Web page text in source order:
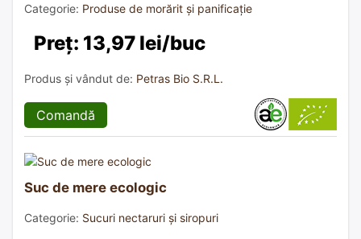
Categorie: Produse de morărit și panificație
Preț: 13,97 lei/buc
Produs și vândut de: Petras Bio S.R.L.
Comandă
Suc de mere ecologic
Categorie: Sucuri nectaruri și siropuri